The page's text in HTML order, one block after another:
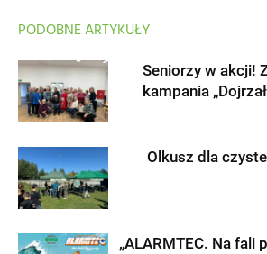
PODOBNE ARTYKUŁY
Seniorzy w akcji!
kampania
Olkusz dla
„ALARMTEC. Na fali